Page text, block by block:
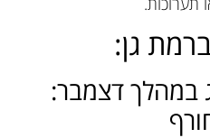
גן:
במהלך דצמבר: